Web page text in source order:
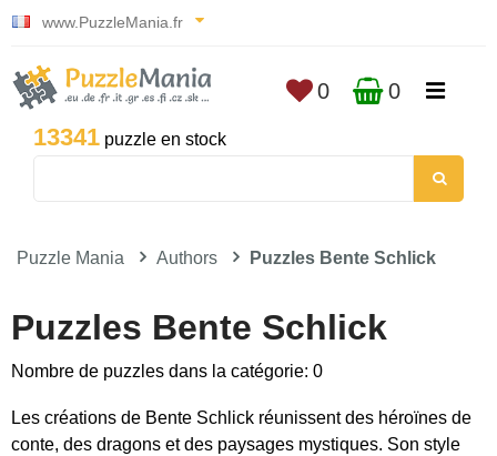
www.PuzzleMania.fr
13341 puzzle en stock
0 0
Puzzle Mania Authors Puzzles Bente Schlick
Puzzles Bente Schlick
Nombre de puzzles dans la catégorie: 0
Les créations de Bente Schlick réunissent des héroïnes de
conte, des dragons et des paysages mystiques. Son style